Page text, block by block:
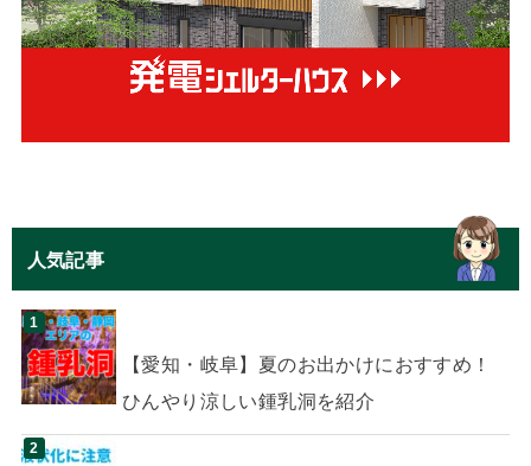
人気記事
【愛知・岐阜】夏のお出かけにおすすめ！
ひんやり涼しい鍾乳洞を紹介